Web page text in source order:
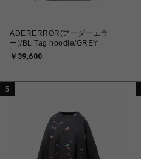
ADERERROR(アーダーエラ
ー)/BL Tag hoodie/GREY
￥39,600
5